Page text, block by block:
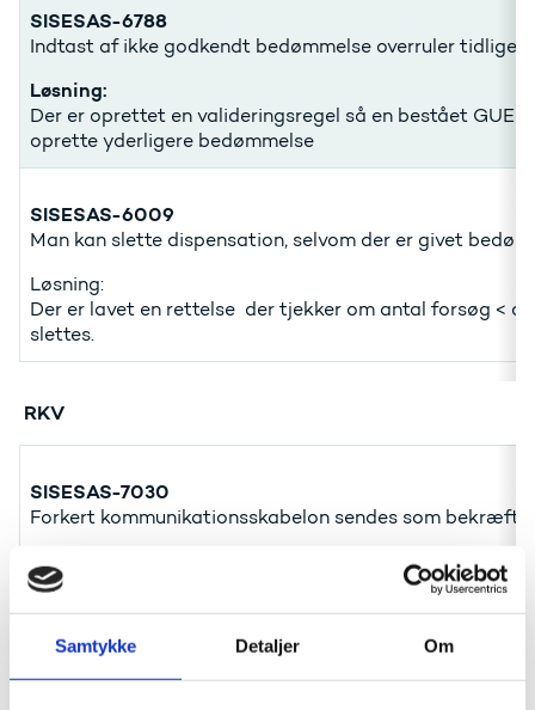
Samtykke Detaljer Om
SISESAS-6788
Indtast af ikke godkendt bedømmelse overruler
Løsning:
Der er oprettet en valideringsregel så en bestået GUE
oprette yderligere bedømmelse
SISESAS-6009
Man kan slette dispensation, selvom der er givet
Løsning:
Der er lavet en rettelse der tjekker om antal forsøg <
slettes.
RKV
SISESAS-7030
Forkert kommunikationsskabelon sendes som
Løsning:
Der er lavet en rettelse, så der nu kigges på feltet
SISESAS-6916
RKV ansøgning kan ikke reaktiveres